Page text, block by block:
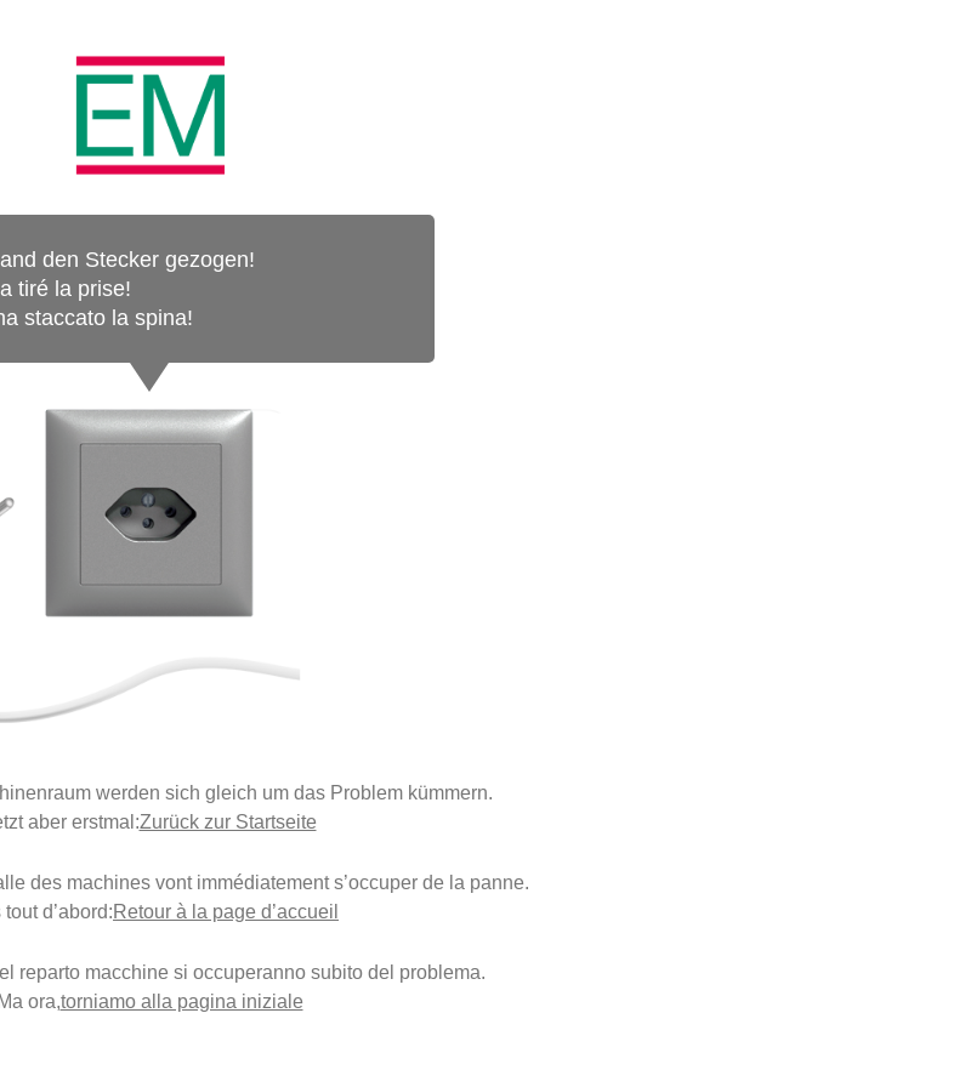
den Stecker gezogen!
tiré la prise!
staccato la spina!
werden sich gleich um das Problem kümmern.
aber erstmal:Zurück zur Startseite
des machines vont immédiatement s’occuper de la panne.
tout d’abord:Retour à la page d’accueil
reparto macchine si occuperanno subito del problema.
Ma ora,torniamo alla pagina iniziale